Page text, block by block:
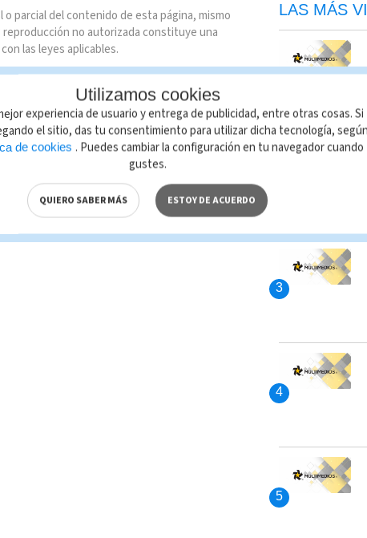
parcial del contenido de esta página, mismo
reproducción no autorizada constituye una
las leyes aplicables.
LAS MÁS
Utilizamos cookies
experiencia de usuario y entrega de publicidad, entre otras cosas. Si
el sitio, das tu consentimiento para utilizar dicha tecnología, según
de cookies . Puedes cambiar la configuración en tu navegador cuando
gustes.
QUIERO SABER MÁS ESTOY DE ACUERDO